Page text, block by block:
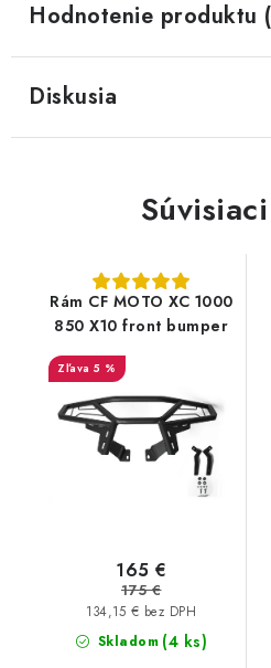
Všeobecné obchodné podmienky
Reklamačný poriadok - formulár
Hodnotenie produktu
Diskusia
Rám CF MOTO XC 1000
850 X10 front bumper
5 %
Skladom (4 ks)
134,15 € bez DPH
165 €
175 €